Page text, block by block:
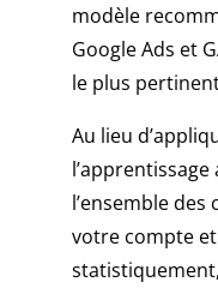
modèle
Google Ads et
le plus
Au lieu
l’ensemble
votre compte